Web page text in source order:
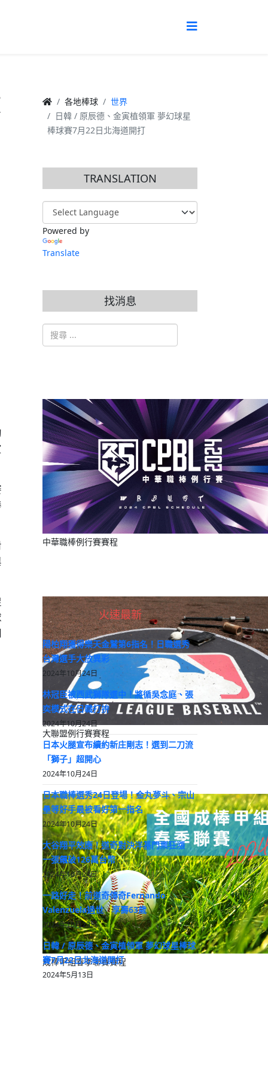
各地棒球
世界
日韓 / 原辰德、金寅植領軍 夢幻球星
棒球賽7月22日北海道開打
TRANSLATION
Powered by
Translate
找消息
搜索
中華職棒例行賽賽程
大聯盟例行賽賽程
成棒甲組春季聯賽賽程
火速最新
陽柏翔獲得樂天金鷲第6指名！日職選秀
台灣選手大放異彩
2024年10月24日
林冠臣被西武獅隊選中！將循吳念庭、張
奕模式在日職打拚
2024年10月24日
日本火腿宣布續約新庄剛志！選到二刀流
「獅子」超開心
2024年10月24日
日本職棒選秀24日登場！金丸夢斗、宗山
壘等好手最被看好第一指名
2024年10月24日
大谷翔平效應！道奇對決洋基門票狂漲
一張飆破126萬台幣
2024年10月24日
一路好走！前道奇傳奇Fernando
Valenzuela過世 享壽63歲
2024年10月23日
日韓 / 原辰德、金寅植領軍 夢幻球星棒球
賽7月22日北海道開打
2024年5月13日